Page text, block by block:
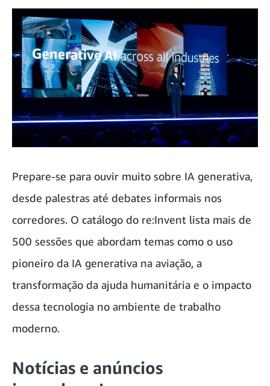
Prepare-se para ouvir muito sobre IA generativa,
desde palestras até debates informais nos
corredores. O catálogo do re:Invent lista mais de
500 sessões que abordam temas como o uso
pioneiro da IA generativa na aviação, a
transformação da ajuda humanitária e o impacto
dessa tecnologia no ambiente de trabalho
moderno.
Notícias e anúncios